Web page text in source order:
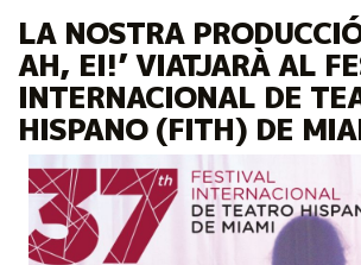
LA NOSTRA
AH, EI!’ VIATJARÀ AL
INTERNACIONAL DE
HISPANO (FITH) DE